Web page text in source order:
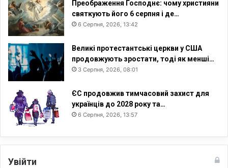
Преображення Господнє: чому християни
святкують його 6 серпня і де…
6 Серпня, 2026, 13:42
Великі протестантські церкви у США
продовжують зростати, тоді як менші…
3 Серпня, 2026, 08:01
ЄС продовжив тимчасовий захист для
українців до 2028 року та…
6 Серпня, 2026, 13:57
Увійти